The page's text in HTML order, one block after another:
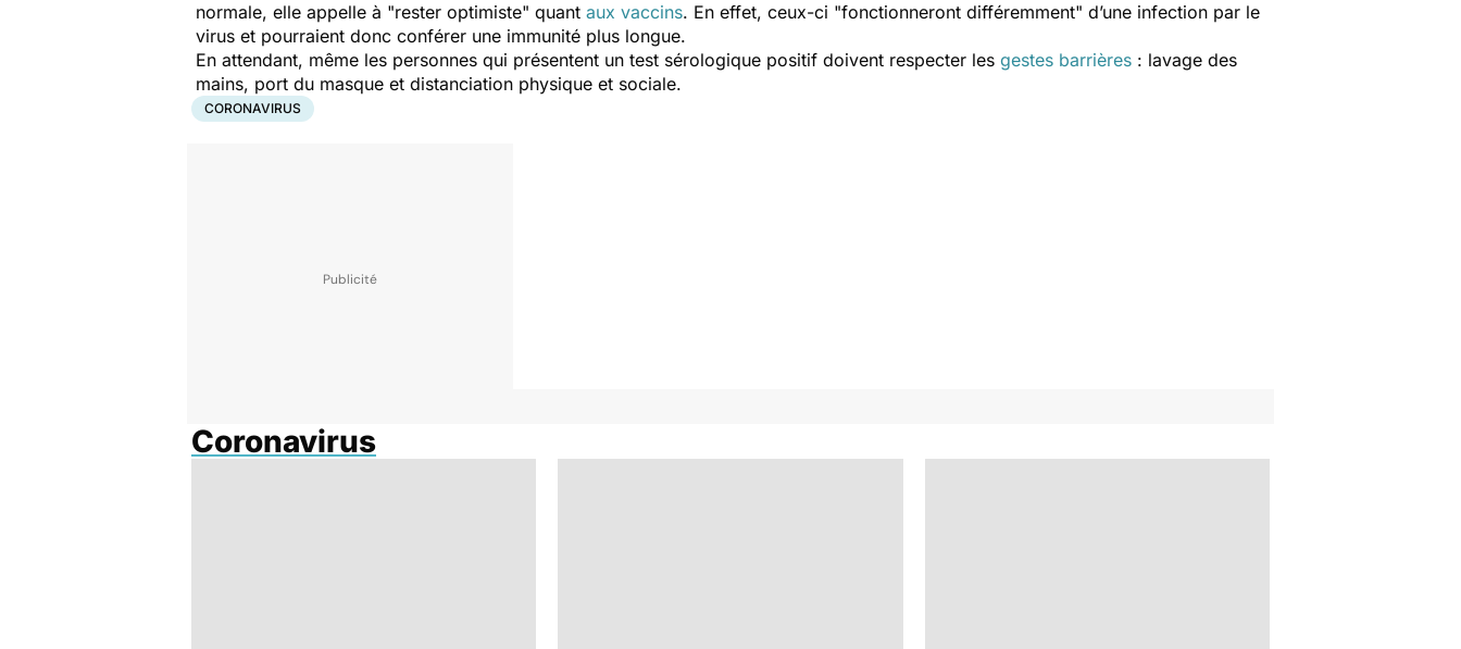
normale, elle appelle à "rester optimiste" quant aux vaccins. En effet, ceux-ci "fonctionneront différemment" d’une infection par le
virus et pourraient donc conférer une immunité plus longue.
En attendant, même les personnes qui présentent un test sérologique positif doivent respecter les gestes barrières : lavage des
mains, port du masque et distanciation physique et sociale.
CORONAVIRUS
Coronavirus